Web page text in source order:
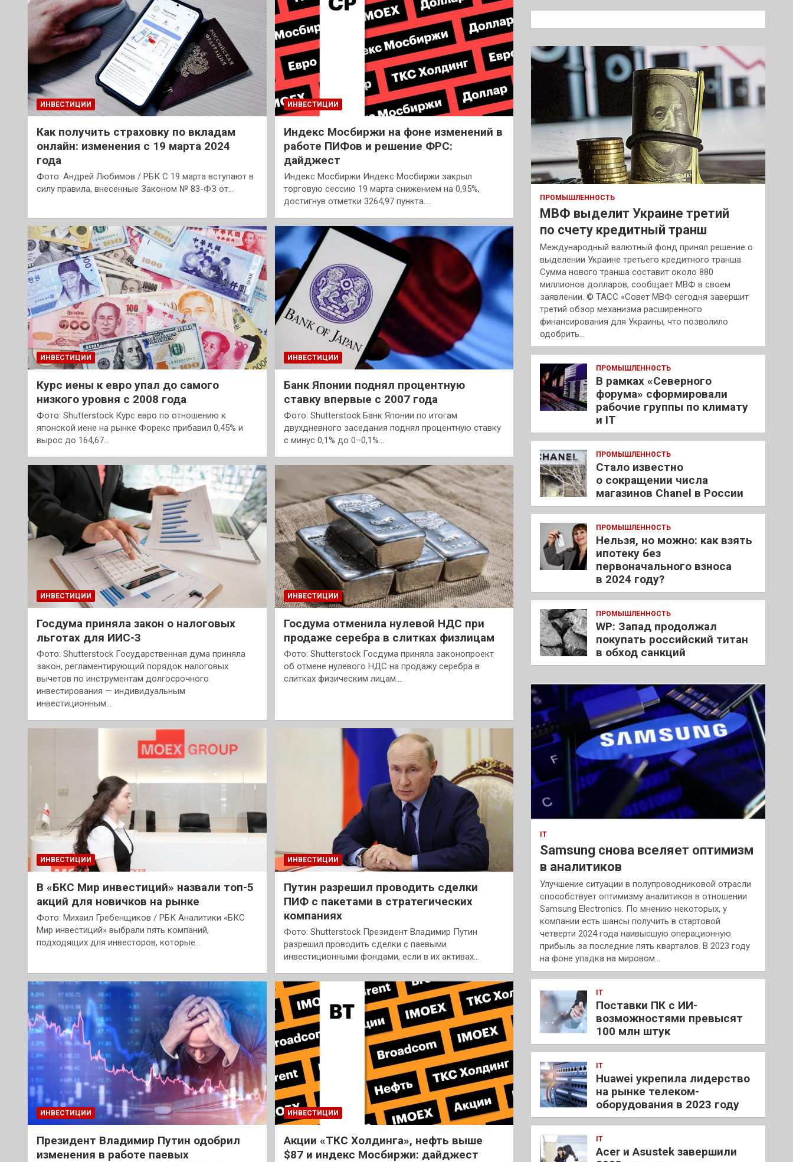
ИНВЕСТИЦИИ
Как получить страховку по вкладам
онлайн: изменения с 19 марта 2024
года
Фото: Андрей Любимов / РБК С 19 марта вступают в
силу правила, внесенные Законом № 83-ФЗ от…
ИНВЕСТИЦИИ
Индекс Мосбиржи на фоне изменений в
работе ПИФов и решение ФРС:
дайджест
Индекс Мосбиржи Индекс Мосбиржи закрыл
торговую сессию 19 марта снижением на 0,95%,
достигнув отметки 3264,97 пункта.…
ИНВЕСТИЦИИ
Курс иены к евро упал до самого
низкого уровня с 2008 года
Фото: Shutterstock Курс евро по отношению к
японской иене на рынке Форекс прибавил 0,45% и
вырос до 164,67…
ИНВЕСТИЦИИ
Банк Японии поднял процентную
ставку впервые с 2007 года
Фото: Shutterstock Банк Японии по итогам
двухдневного заседания поднял процентную ставку
с минус 0,1% до 0–0,1%…
ИНВЕСТИЦИИ
Госдума приняла закон о налоговых
льготах для ИИС-3
Фото: Shutterstock Государственная дума приняла
закон, регламентирующий порядок налоговых
вычетов по инструментам долгосрочного
инвестирования — индивидуальным
инвестиционным…
ИНВЕСТИЦИИ
Госдума отменила нулевой НДС при
продаже серебра в слитках физлицам
Фото: Shutterstock Госдума приняла законопроект
об отмене нулевого НДС на продажу серебра в
слитках физическим лицам.…
ИНВЕСТИЦИИ
В «БКС Мир инвестиций» назвали топ-5
акций для новичков на рынке
Фото: Михаил Гребенщиков / РБК Аналитики «БКС
Мир инвестиций» выбрали пять компаний,
подходящих для инвесторов, которые…
ИНВЕСТИЦИИ
Путин разрешил проводить сделки
ПИФ с пакетами в стратегических
компаниях
Фото: Shutterstock Президент Владимир Путин
разрешил проводить сделки с паевыми
инвестиционными фондами, если в их активах…
ИНВЕСТИЦИИ
Президент Владимир Путин одобрил
изменения в работе паевых
ИНВЕСТИЦИИ
Акции «ТКС Холдинга», нефть выше
$87 и индекс Мосбиржи: дайджест
к
ПРОМЫШЛЕННОСТЬ
МВФ выделит Украине третий
по счету кредитный транш
Международный валютный фонд принял решение о
выделении Украине третьего кредитного транша.
Сумма нового транша составит около 880
миллионов долларов, сообщает МВФ в своем
заявлении. © ТАСС «Совет МВФ сегодня завершит
третий обзор механизма расширенного
финансирования для Украины, что позволило
одобрить…
ПРОМЫШЛЕННОСТЬ
В рамках «Северного
форума» сформировали
рабочие группы по климату
и IT
ПРОМЫШЛЕННОСТЬ
Стало известно
о сокращении числа
магазинов Chanel в России
ПРОМЫШЛЕННОСТЬ
Нельзя, но можно: как взять
ипотеку без
первоначального взноса
в 2024 году?
ПРОМЫШЛЕННОСТЬ
WP: Запад продолжал
покупать российский титан
в обход санкций
IT
Samsung снова вселяет оптимизм
в аналитиков
Улучшение ситуации в полупроводниковой отрасли
способствует оптимизму аналитиков в отношении
Samsung Electronics. По мнению некоторых, у
компании есть шансы получить в стартовой
четверти 2024 года наивысшую операционную
прибыль за последние пять кварталов. В 2023 году
на фоне упадка на мировом…
IT
Поставки ПК с ИИ-
возможностями превысят
100 млн штук
IT
Huawei укрепила лидерство
на рынке телеком-
оборудования в 2023 году
IT
Acer и Asustek завершили